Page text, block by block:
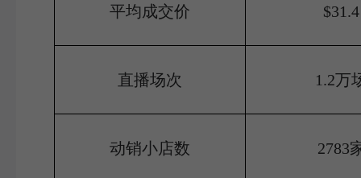
平均成交价 $31.4
直播场次 1.2万
动销小店数 2783